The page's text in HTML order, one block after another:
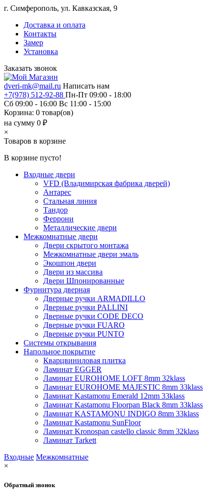
г. Симферополь, ул. Кавказская, 9
Доставка и оплата
Контакты
Замер
Установка
Заказать звонок
dveri-mk@mail.ru Написать нам
+7(978) 512-92-88 Пн-Пт 09:00 - 18:00
Сб 09:00 - 16:00 Вс 11:00 - 15:00
Корзина: 0 товар(ов)
на сумму 0 ₽
×
Товаров в корзине
В корзине пусто!
Входные двери
VFD (Владимирская фабрика дверей)
Антарес
Стальная линия
Тандор
Феррони
Металлические двери
Межкомнатные двери
Двери скрытого монтажа
Межкомнатные двери эмаль
Экошпон двери
Двери из массива
Двери Шпонированные
Фурнитура дверная
Дверные ручки ARMADILLO
Дверные ручки PALLINI
Дверные ручки CODE DECO
Дверные ручки FUARO
Дверные ручки PUNTO
Системы открывания
Напольное покрытие
Кварцвиниловая плитка
Ламинат EGGER
Ламинат EUROHOME LOFT 8mm 32klass
Ламинат EUROHOME MAJESTIC 8mm 33klass
Ламинат Kastamonu Emerald 12mm 33klass
Ламинат Kastamonu Floorpan Black 8mm 33klass
Ламинат KASTAMONU INDIGO 8mm 33klass
Ламинат Kastamonu SunFloor
Ламинат Kronospan castello classic 8mm 32klass
Ламинат Tarkett
Входные Межкомнатные
×
Обратный звонок